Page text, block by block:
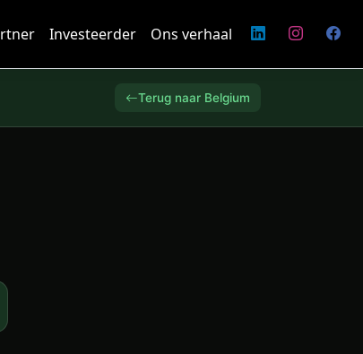
Investeerder Ons verhaal
Terug naar Belgium